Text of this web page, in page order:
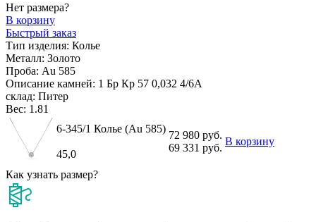
Нет размера?
В корзину
Быстрый заказ
Тип изделия: Колье
Металл: Золото
Проба: Au 585
Описание камней: 1 Бр Кр 57 0,032 4/6А
склад: Питер
Вес: 1.81
6-345/1 Колье (Au 585)
72 980 руб.
69 331 руб.
В корзину
45,0
Как узнать размер?